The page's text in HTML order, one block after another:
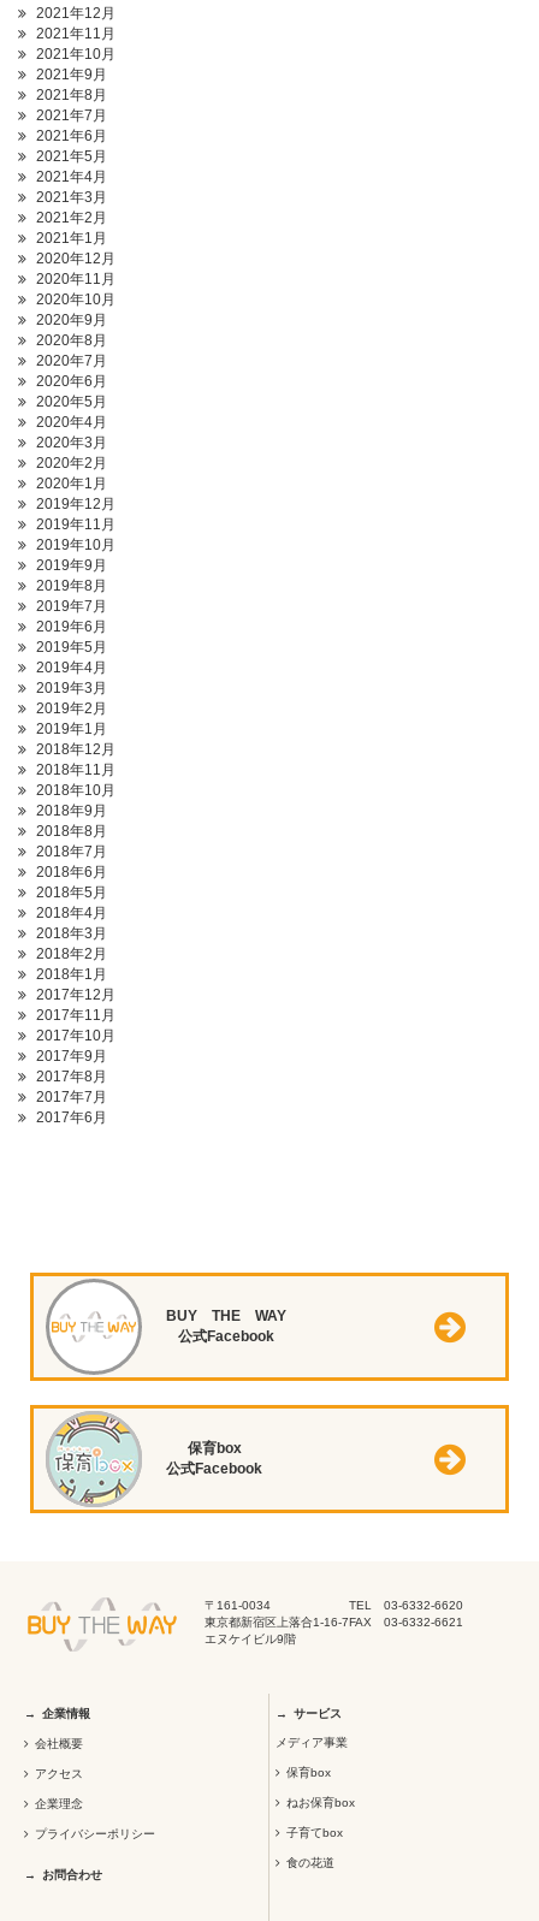
2021年12月
2021年11月
2021年10月
2021年9月
2021年8月
2021年7月
2021年6月
2021年5月
2021年4月
2021年3月
2021年2月
2021年1月
2020年12月
2020年11月
2020年10月
2020年9月
2020年8月
2020年7月
2020年6月
2020年5月
2020年4月
2020年3月
2020年2月
2020年1月
2019年12月
2019年11月
2019年10月
2019年9月
2019年8月
2019年7月
2019年6月
2019年5月
2019年4月
2019年3月
2019年2月
2019年1月
2018年12月
2018年11月
2018年10月
2018年9月
2018年8月
2018年7月
2018年6月
2018年5月
2018年4月
2018年3月
2018年2月
2018年1月
2017年12月
2017年11月
2017年10月
2017年9月
2017年8月
2017年7月
2017年6月
BUY THE WAY
公式Facebook
保育box
公式Facebook
〒161-0034
東京都新宿区上落合1-16-7
エヌケイビル9階
TEL 03-6332-6620
FAX 03-6332-6621
企業情報
会社概要
アクセス
企業理念
プライバシーポリシー
お問合わせ
サービス
メディア事業
保育box
ねお保育box
子育てbox
食の花道